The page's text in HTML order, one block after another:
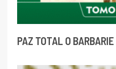
PAZ TOTAL O BARBARIE